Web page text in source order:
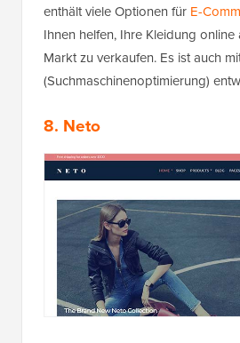
enthält viele Optionen für E-
Ihnen helfen, Ihre Kleidung
Markt zu verkaufen. Es ist auch
(Suchmaschinenoptimierung)
8. Neto